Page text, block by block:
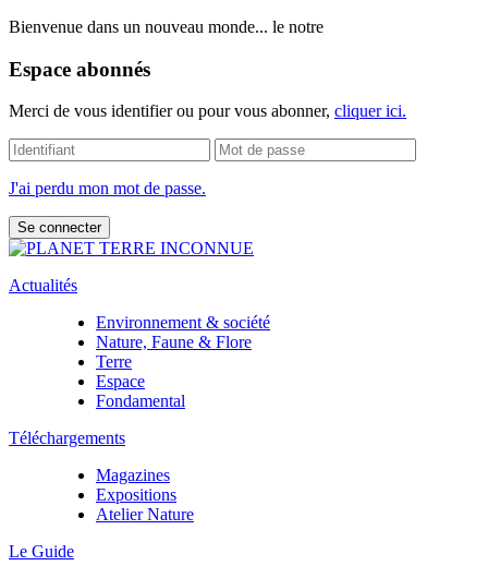
Bienvenue dans un nouveau monde... le notre
Espace abonnés
Merci de vous identifier ou pour vous abonner, cliquer ici.
J'ai perdu mon mot de passe.
Actualités
Environnement & société
Nature, Faune & Flore
Terre
Espace
Fondamental
Téléchargements
Magazines
Expositions
Atelier Nature
Le Guide